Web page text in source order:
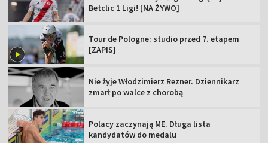
Betclic 1 Ligi! [NA ŻYWO]
Tour de Pologne: studio przed 7. etapem
[ZAPIS]
Nie żyje Włodzimierz Rezner. Dziennikarz
zmarł po walce z chorobą
Polacy zaczynają ME. Długa lista
kandydatów do medalu